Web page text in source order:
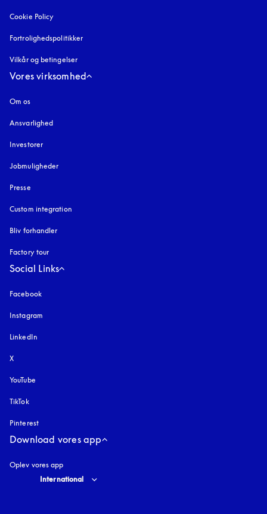
Cookie Policy
Fortrolighedspolitikker
Vilkår og betingelser
Vores virksomhed
Om os
Ansvarlighed
Investorer
Jobmuligheder
Presse
Custom integration
Bliv forhandler
Factory tour
Social Links
Facebook
Instagram
LinkedIn
X
YouTube
TikTok
Pinterest
Download vores app
Oplev vores app
Select country and language
International